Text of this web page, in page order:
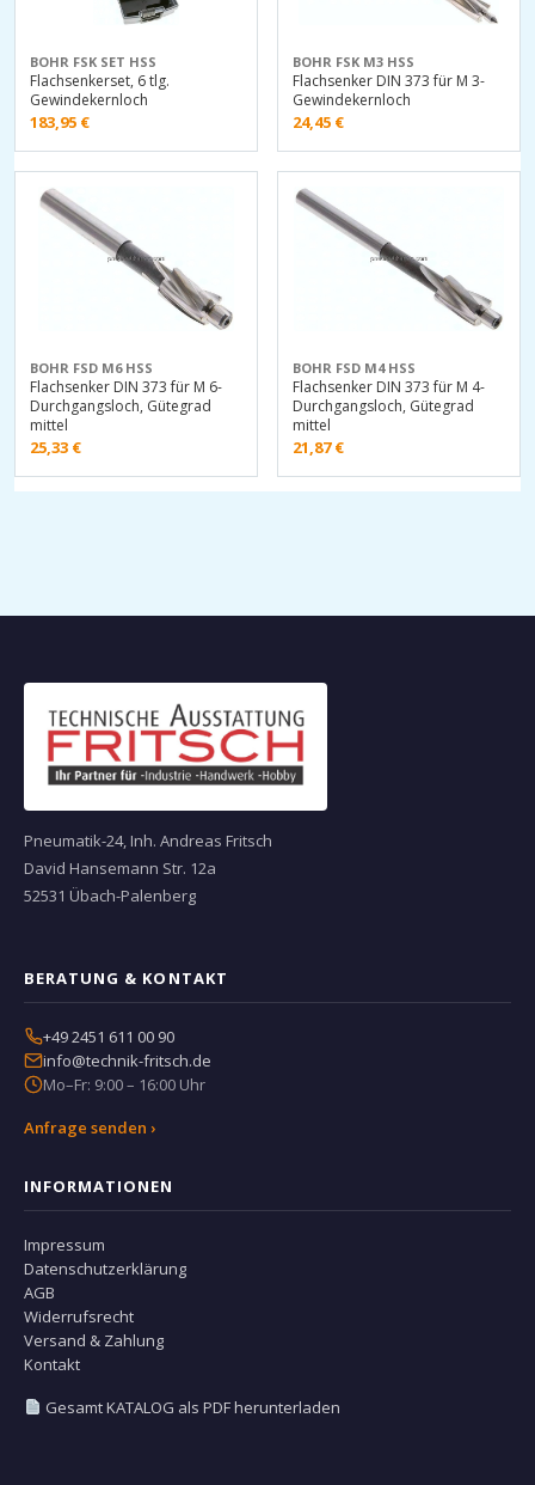
BOHR FSK SET HSS
Flachsenkerset, 6 tlg.
Gewindekernloch
183,95 €
BOHR FSK M3 HSS
Flachsenker DIN 373 für M 3-
Gewindekernloch
24,45 €
BOHR FSD M6 HSS
Flachsenker DIN 373 für M 6-
Durchgangsloch, Gütegrad
mittel
25,33 €
BOHR FSD M4 HSS
Flachsenker DIN 373 für M 4-
Durchgangsloch, Gütegrad
mittel
21,87€
Pneumatik-24, Inh. Andreas Fritsch
David Hansemann Str. 12a
52531 Übach-Palenberg
BERATUNG & KONTAKT
+49 2451 611 00 90
info@technik-fritsch.de
Mo–Fr: 9:00 – 16:00 Uhr
Anfrage senden ›
INFORMATIONEN
Impressum
Datenschutzerklärung
AGB
Widerrufsrecht
Versand & Zahlung
Kontakt
Gesamt KATALOG als PDF herunterladen